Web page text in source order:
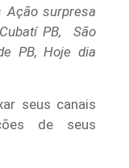
Ação surpresa
PB, São
PB, Hoje dia
seus canais
de seus